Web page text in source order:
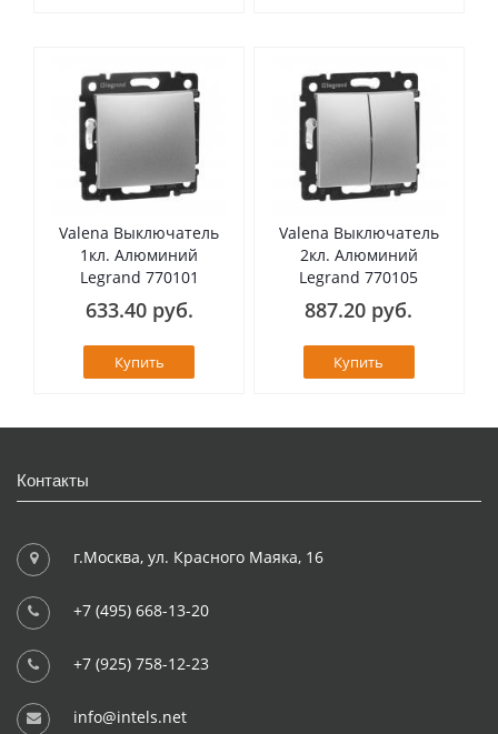
Valena Выключатель
1кл. Алюминий
Legrand 770101
633.40 руб.
Купить
Valena Выключатель
2кл. Алюминий
Legrand 770105
887.20 руб.
Купить
Контакты
г.Москва, ул. Красного Маяка, 16
+7 (495) 668-13-20
+7 (925) 758-12-23
info@intels.net